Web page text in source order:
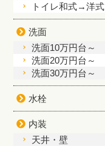
トイレ和式→洋式
洗面
洗面10万円台～
洗面20万円台～
洗面30万円台～
水栓
内装
天井・壁